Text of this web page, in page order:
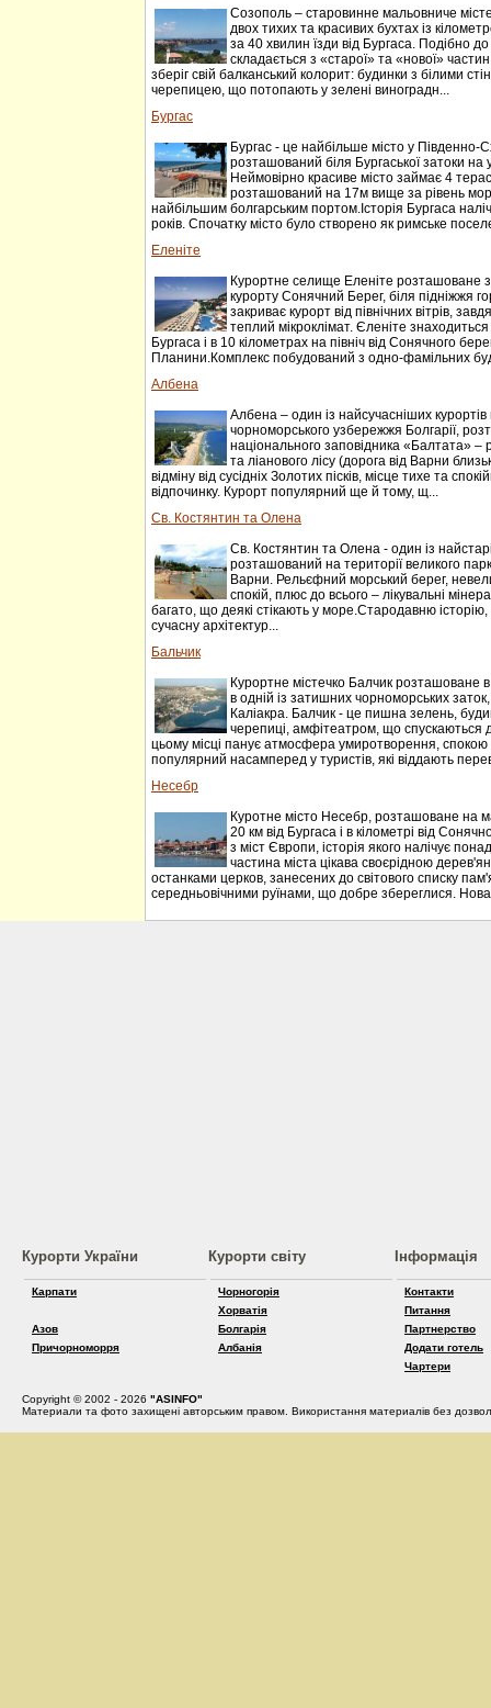
Созополь – старовинне мальовниче
двох тихих та красивих бухтах із
за 40 хвилин їзди від Бургаса. Подібно
складається з «старої» та «нової»
зберіг свій балканський колорит: будинки з білими
черепицею, що потопають у зелені виноградн...
Бургас
Бургас - це найбільше місто у Південно-
розташований біля Бургаської затоки
Неймовірно красиве місто займає 4
розташований на 17м вище за рівень
найбільшим болгарським портом.Історія Бургаса
років. Спочатку місто було створено як римське
Еленіте
Курортне селище Еленіте розташоване
курорту Сонячний Берег, біля підніжжя
закриває курорт від північних вітрів,
теплий мікроклімат. Єленіте знаходиться
Бургаса і в 10 кілометрах на північ від Сонячного
Планини.Комплекс побудований з одно-фамільних
Албена
Албена – один із найсучасніших курортів
чорноморського узбережжя Болгарії,
національного заповідника «Балтата» –
та ліанового лісу (дорога від Варни
відміну від сусідніх Золотих пісків, місце тихе та
відпочинку. Курорт популярний ще й тому, щ...
Св. Костянтин та Олена
Св. Костянтин та Олена - один із
розташований на території великого
Варни. Рельєфний морський берег,
спокій, плюс до всього – лікувальні
багато, що деякі стікають у море.Стародавню
сучасну архітектур...
Бальчик
Курортне містечко Балчик розташоване
в одній із затишних чорноморських
Каліакра. Балчик - це пишна зелень,
черепиці, амфітеатром, що спускаються
цьому місці панує атмосфера умиротворення, спокою
популярний насамперед у туристів, які віддають
Несебр
Куротне місто Несебр, розташоване на
20 км від Бургаса і в кілометрі від
з міст Європи, історія якого налічує
частина міста цікава своєрідною
останками церков, занесених до світового списку
середньовічними руїнами, що добре збереглися.
Курорти України
Карпати
Азов
Причорноморря
Курорти світу
Чорногорія
Хорватія
Болгарія
Албанія
Інформація
Контакти
Питання
Партнерство
Додати готель
Чартери
Copyright © 2002 - 2026 "ASINFO"
Материали та фото захищені авторським правом. Використання материалів без